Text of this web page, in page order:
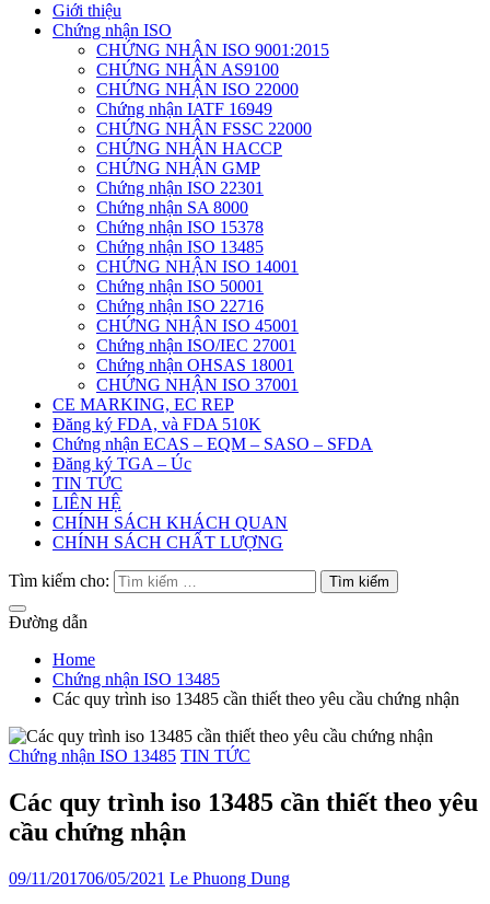
Giới thiệu
Chứng nhận ISO
CHỨNG NHẬN ISO 9001:2015
CHỨNG NHẬN AS9100
CHỨNG NHẬN ISO 22000
Chứng nhận IATF 16949
CHỨNG NHẬN FSSC 22000
CHỨNG NHẬN HACCP
CHỨNG NHẬN GMP
Chứng nhận ISO 22301
Chứng nhận SA 8000
Chứng nhận ISO 15378
Chứng nhận ISO 13485
CHỨNG NHẬN ISO 14001
Chứng nhận ISO 50001
Chứng nhận ISO 22716
CHỨNG NHẬN ISO 45001
Chứng nhận ISO/IEC 27001
Chứng nhận OHSAS 18001
CHỨNG NHẬN ISO 37001
CE MARKING, EC REP
Đăng ký FDA, và FDA 510K
Chứng nhận ECAS – EQM – SASO – SFDA
Đăng ký TGA – Úc
TIN TỨC
LIÊN HỆ
CHÍNH SÁCH KHÁCH QUAN
CHÍNH SÁCH CHẤT LƯỢNG
Tìm kiếm cho:
Đường dẫn
Home
Chứng nhận ISO 13485
Các quy trình iso 13485 cần thiết theo yêu cầu chứng nhận
Chứng nhận ISO 13485 TIN TỨC
Các quy trình iso 13485 cần thiết theo yêu
cầu chứng nhận
09/11/201706/05/2021 Le Phuong Dung